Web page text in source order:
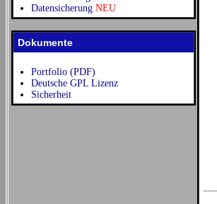
DatensicherungNEU
Dokumente
Portfolio (PDF)
Deutsche GPL Lizenz
Sicherheit